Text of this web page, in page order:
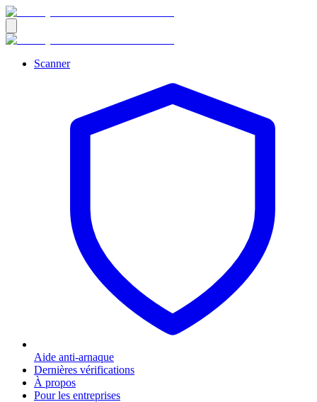
Scanner
Aide anti-arnaque
Dernières vérifications
À propos
Pour les entreprises